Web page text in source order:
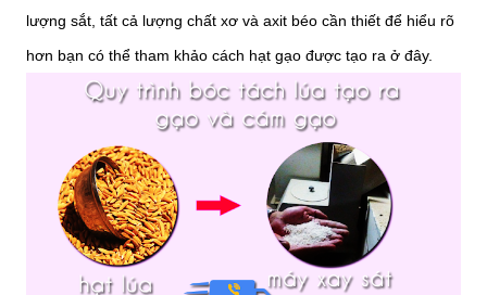
lượng sắt, tất cả lượng chất xơ và axit béo cần thiết để hiểu rõ
hơn bạn có thể tham khảo cách hạt gạo được tạo ra ở đây.